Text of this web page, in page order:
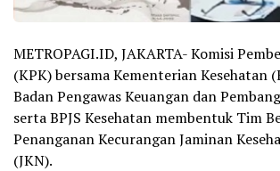
METROPAGI.ID, JAKARTA- Komisi
(KPK) bersama Kementerian Kesehatan
Badan Pengawas Keuangan dan
serta BPJS Kesehatan membentuk Tim
Penanganan Kecurangan Jaminan
(JKN).